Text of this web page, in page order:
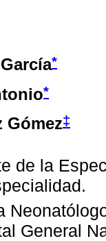
*
*
Gómez‡
de la
General